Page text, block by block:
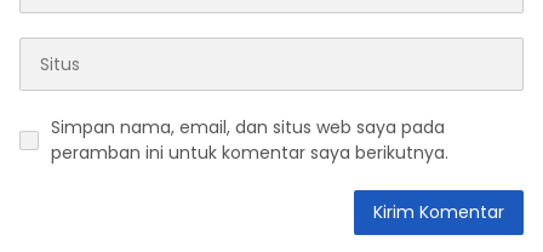
Simpan nama, email, dan situs web saya pada
peramban ini untuk komentar saya berikutnya.